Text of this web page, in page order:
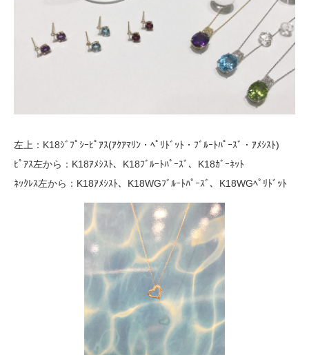
左上：K18ｼﾞﾌﾟｼｰﾋﾟｱｽ(ｱｸｱﾏﾘﾝ・ﾍﾟﾘﾄﾞｯﾄ・ﾌﾞﾙｰﾄﾊﾟｰｽﾞ・ｱﾒｼｽﾄ)
ﾋﾟｱｽ左から：K18ｱﾒｼｽﾄ、K18ﾌﾞﾙｰﾄﾊﾟｰｽﾞ、K18ｶﾞｰﾈｯﾄ
ﾈｯｸﾚｽ左から：K18ｱﾒｼｽﾄ、K18WGﾌﾞﾙｰﾄﾊﾟｰｽﾞ、K18WGﾍﾟﾘﾄﾞｯﾄ